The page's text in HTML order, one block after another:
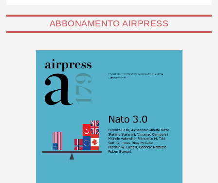
ABBONAMENTO AIRPRESS